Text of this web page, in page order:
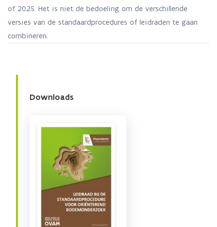
of 2025. Het is niet de bedoeling om de verschillende
versies van de standaardprocedures of leidraden te gaan
combineren.
Downloads